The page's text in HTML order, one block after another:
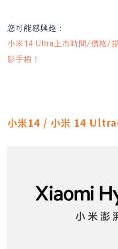
您可能感興趣：
小米14 Ultra上市時間/價格/
影手柄！
小米14 / 小米 14 Ultra